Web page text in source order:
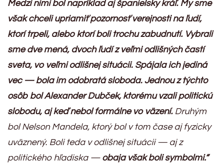
Medzi nimi bol napríklad aj španielsky kráľ. My sme
však chceli upriamiť pozornosť verejnosti na ľudí,
ktorí trpeli, alebo ktorí boli trochu zabudnutí. Vybrali
sme dve mená, dvoch ľudí z veľmi odlišných častí
sveta, vo veľmi odlišnej situácii. Spájala ich jediná
vec — bola im odobratá sloboda. Jednou z týchto
osôb bol Alexander Dubček, ktorému vzali politickú
slobodu, aj keď nebol formálne vo väzení. Druhým
bol Nelson Mandela, ktorý bol v tom čase aj fyzicky
uväznený. Boli teda v odlišnej situácii — aj z
politického hľadiska — obaja však boli symbolmi.“